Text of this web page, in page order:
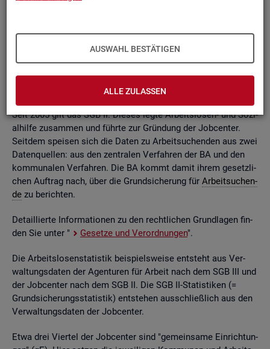
AUSWAHL BESTÄTIGEN
ALLE ZULASSEN
Grund­la­ge kön­nen Be­stän­de, Zu- und Ab­gän­ge,Dau­ern, Leis­
tungs­hö­hen und viele an­de­re sta­tis­ti­sche Mess­grö­ßen er­mit­
telt wer­den. Die Werte lie­gen re­gio­nal tief ge­glie­dert und
nach viel­fäl­ti­gen so­zio­de­mo­gra­fi­schen und er­werbs­bio­gra­fi­
Seit 2005 gilt das SGB II. Die­ses legte Ar­beits­lo­sen- und So­zi­
al­hil­fe zu­sam­men und führ­te zur Grün­dung der Job­cen­ter.
Seit­dem spei­sen sich die Daten zu Ar­beit­su­chen­den aus zwei
Da­ten­quel­len: aus den zen­tra­len Ver­fah­ren der BA und den
kom­mu­na­len Ver­fah­ren. Die BA kommt damit ihrem ge­setz­li­
chen Auf­trag nach, über die Grund­si­che­rung für Ar­beit­su­chen­
de zu be­rich­ten.
De­tail­lier­te In­for­ma­tio­nen zu den recht­li­chen Grund­la­gen fin­
den Sie unter "
Ge­set­ze und Ver­ord­nun­gen".
Die Ar­beits­lo­sen­sta­tis­tik bei­spiels­wei­se ent­steht aus Ver­
wal­tungs­da­ten der Agen­tu­ren für Ar­beit nach dem SGB III und
der Job­cen­ter nach dem SGB II. Die SGB II-Sta­tis­ti­ken (=
Grund­si­che­rungs­sta­tis­tik) ent­ste­hen aus­schlie­ß­lich aus den
Ver­wal­tungs­da­ten der Job­cen­ter.
Etwa drei Vier­tel der Job­cen­ter sind "ge­mein­sa­me Ein­rich­tun­